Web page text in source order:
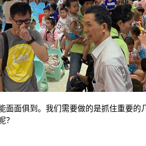
面俱到。我们需要做的是抓住重要的
？